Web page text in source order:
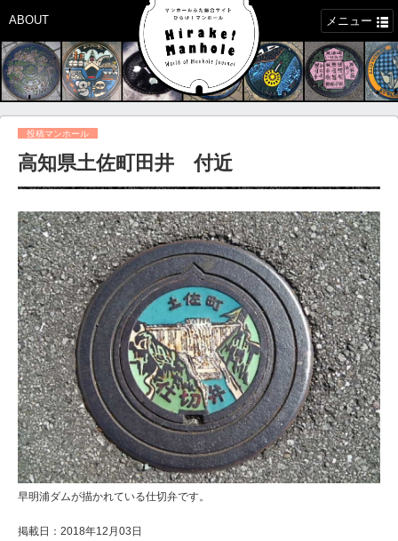
ABOUT メニュー
投稿マンホール
高知県土佐町田井 付近
早明浦ダムが描かれている仕切弁です。
掲載日：2018年12月03日